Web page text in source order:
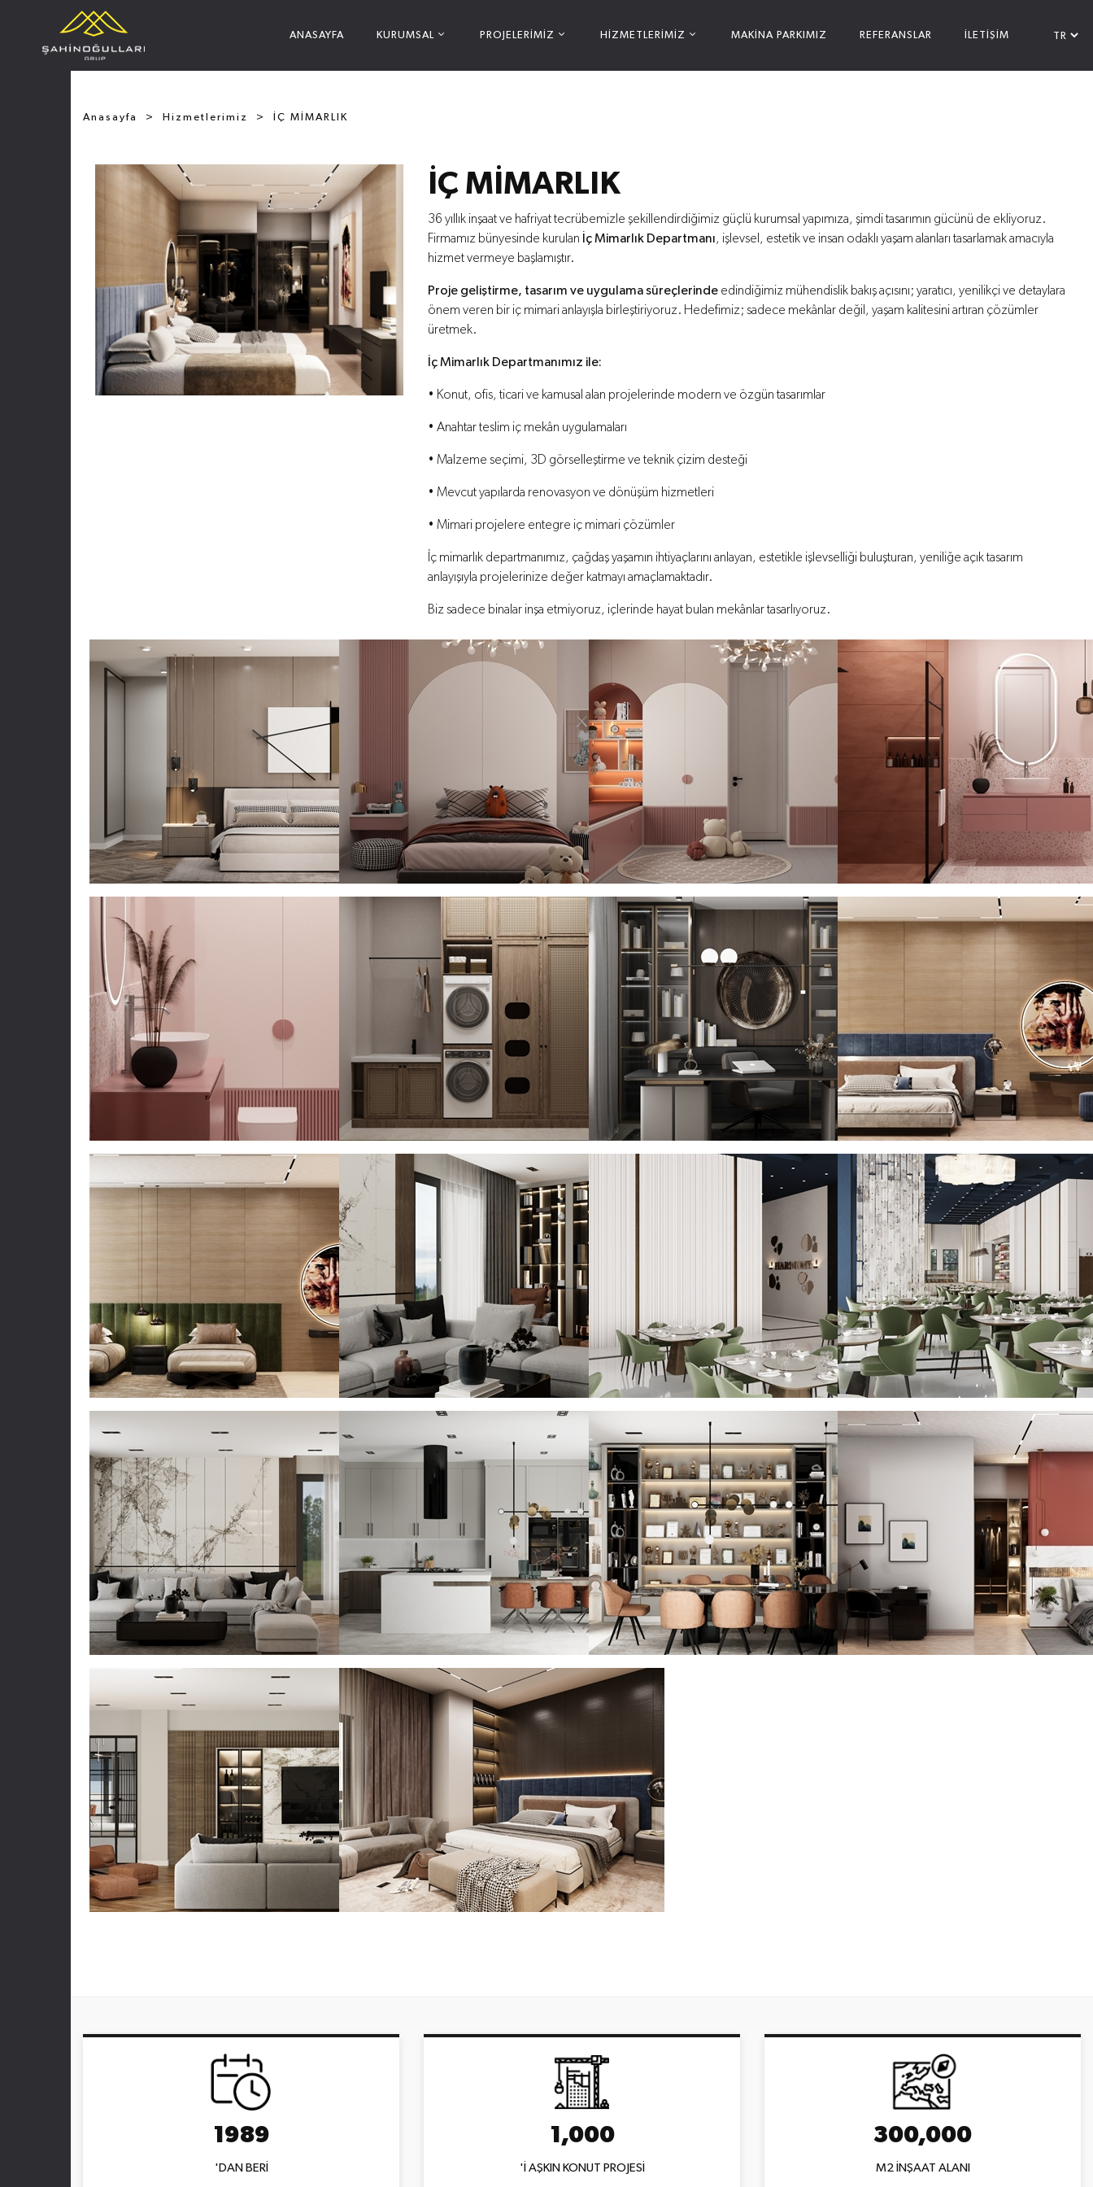
ANASAYFA KURUMSAL PROJELERİMİZ HİZMETLERİMİZ MAKİNA PARKIMIZ REFERANSLAR İLETİŞİM
Anasayfa Hizmetlerimiz İÇ MİMARLIK
İÇ MİMARLIK
36 yıllık inşaat ve hafriyat tecrübemizle şekillendirdiğimiz güçlü kurumsal yapımıza, şimdi tasarımın gücünü de ekliyoruz.
Firmamız bünyesinde kurulan İç Mimarlık Departmanı, işlevsel, estetik ve insan odaklı yaşam alanları tasarlamak amacıyla
hizmet vermeye başlamıştır.
Proje geliştirme, tasarım ve uygulama süreçlerinde edindiğimiz mühendislik bakış açısını; yaratıcı, yenilikçi ve detaylara
önem veren bir iç mimari anlayışla birleştiriyoruz. Hedefimiz; sadece mekânlar değil, yaşam kalitesini artıran çözümler
üretmek.
İç Mimarlık Departmanımız ile:
• Konut, ofis, ticari ve kamusal alan projelerinde modern ve özgün tasarımlar
• Anahtar teslim iç mekân uygulamaları
• Malzeme seçimi, 3D görselleştirme ve teknik çizim desteği
• Mevcut yapılarda renovasyon ve dönüşüm hizmetleri
• Mimari projelere entegre iç mimari çözümler
İç mimarlık departmanımız, çağdaş yaşamın ihtiyaçlarını anlayan, estetikle işlevselliği buluşturan, yeniliğe açık tasarım
anlayışıyla projelerinize değer katmayı amaçlamaktadır.
Biz sadece binalar inşa etmiyoruz, içlerinde hayat bulan mekânlar tasarlıyoruz.
1989
'DAN BERİ
1,000
'İ AŞKIN KONUT PROJESİ
300,000
M2 İNŞAAT ALANI